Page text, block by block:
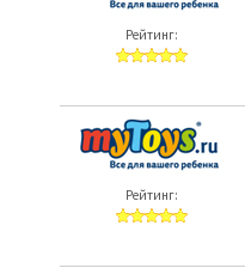
Рейтинг:
Рейтинг: